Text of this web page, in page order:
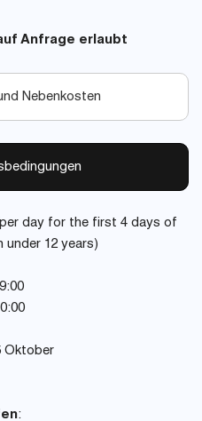
Anfrage erlaubt
Nebenkosten
day for the first 4 days of
12 years)
Oktober
: